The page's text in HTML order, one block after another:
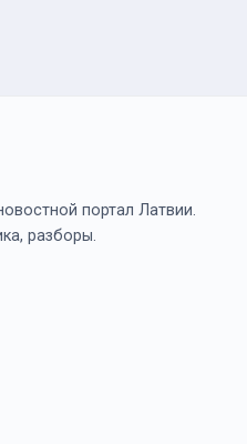
портал Латвии.
разборы.